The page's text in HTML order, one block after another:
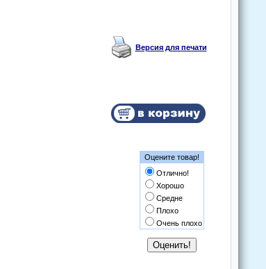
Версия для печати
Оцените товар!
Отлично!
Хорошо
Средне
Плохо
Очень плохо